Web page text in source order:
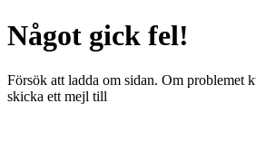
Något gick fel!
Försök att ladda om sidan. Om problemet
skicka ett mejl till